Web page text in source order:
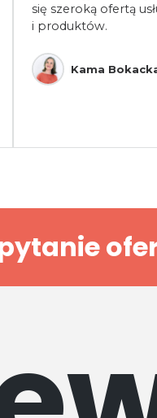
się szeroką ofertą
i produktów.
Kama